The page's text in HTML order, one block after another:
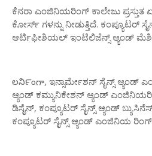
ಕೆನರಾ ಎಂಜಿನಿಯರಿಂಗ್ ಕಾಲೇಜು ಪ್ರಸ್ತುತ
ಕೋರ್ಸ್ ಗಳನ್ನು ನೀಡುತ್ತಿದೆ. ಕಂಪ್ಯೂಟರ್
ಆರ್ಟಿಫೀಶಿಯಲ್ ಇಂಟೆಲಿಜೆನ್ಸ್ ಆ್ಯಂಡ್
లని౯ంగా, ಇನ್ಸಾರ್ಮೇಶನ್ ಸೈನ್ಸ್ ಆ್ಯಂಡ್
ಆ್ಯಂಡ್ ಕಮ್ಯುನಿಕೇಶನ್ ಆ್ಯಂಡ್
ಡಿಸೈನ್, ಕಂಪ್ಯೂಟರ್ ಸೈನ್ಸ್ ಆ್ಯಂಡ್
ಕಂಪ್ಯೂಟರ್ ಸೈನ್ಸ್ ಆ್ಯಂಡ್ ಎಂಜಿನಿಯ ರಿಂಗ್